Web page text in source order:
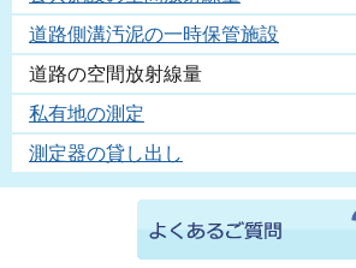
道路側溝汚泥の一時保管施設
道路の空間放射線量
私有地の測定
測定器の貸し出し